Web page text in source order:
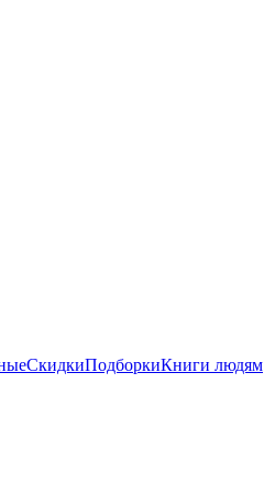
СкидкиПодборкиКниги людям